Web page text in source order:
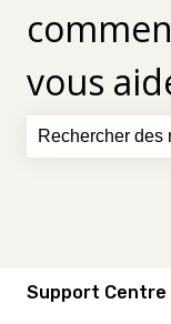
vous
Support Centre